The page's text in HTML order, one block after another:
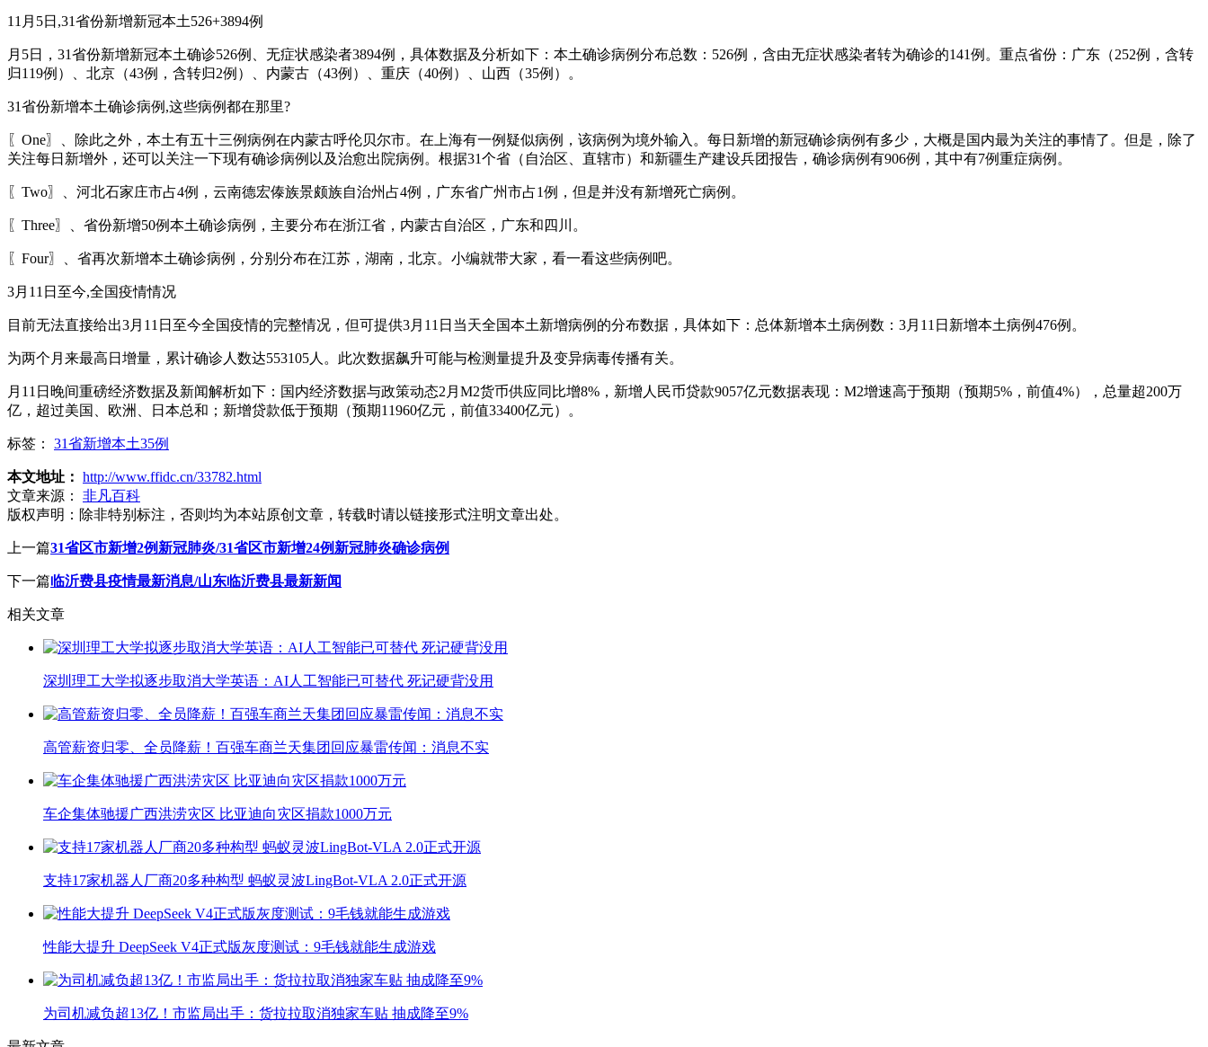
11月5日,31省份新增新冠本土526+3894例
月5日，31省份新增新冠本土确诊526例、无症状感染者3894例，具体数据及分析如下：本土确诊病例分布总数：526例，含由无症状感染者转为确诊的141例。重点省份：广东（252例，含转
归119例）、北京（43例，含转归2例）、内蒙古（43例）、重庆（40例）、山西（35例）。
31省份新增本土确诊病例,这些病例都在那里?
〖One〗、除此之外，本土有五十三例病例在内蒙古呼伦贝尔市。在上海有一例疑似病例，该病例为境外输入。每日新增的新冠确诊病例有多少，大概是国内最为关注的事情了。但是，除了
关注每日新增外，还可以关注一下现有确诊病例以及治愈出院病例。根据31个省（自治区、直辖市）和新疆生产建设兵团报告，确诊病例有906例，其中有7例重症病例。
〖Two〗、河北石家庄市占4例，云南德宏傣族景颇族自治州占4例，广东省广州市占1例，但是并没有新增死亡病例。
〖Three〗、省份新增50例本土确诊病例，主要分布在浙江省，内蒙古自治区，广东和四川。
〖Four〗、省再次新增本土确诊病例，分别分布在江苏，湖南，北京。小编就带大家，看一看这些病例吧。
3月11日至今,全国疫情情况
目前无法直接给出3月11日至今全国疫情的完整情况，但可提供3月11日当天全国本土新增病例的分布数据，具体如下：总体新增本土病例数：3月11日新增本土病例476例。
为两个月来最高日增量，累计确诊人数达553105人。此次数据飙升可能与检测量提升及变异病毒传播有关。
月11日晚间重磅经济数据及新闻解析如下：国内经济数据与政策动态2月M2货币供应同比增8%，新增人民币贷款9057亿元数据表现：M2增速高于预期（预期5%，前值4%），总量超200万
亿，超过美国、欧洲、日本总和；新增贷款低于预期（预期11960亿元，前值33400亿元）。
标签： 31省新增本土35例
本文地址： http://www.ffidc.cn/33782.html
文章来源：
非凡百科
版权声明： 除非特别标注，否则均为本站原创文章，转载时请以链接形式注明文章出处。
上一篇31省区市新增2例新冠肺炎/31省区市新增24例新冠肺炎确诊病例
下一篇临沂费县疫情最新消息/山东临沂费县最新新闻
相关文章
深圳理工大学拟逐步取消大学英语：AI人工智能已可替代 死记硬背没用
高管薪资归零、全员降薪！百强车商兰天集团回应暴雷传闻：消息不实
车企集体驰援广西洪涝灾区 比亚迪向灾区捐款1000万元
支持17家机器人厂商20多种构型 蚂蚁灵波LingBot-VLA 2.0正式开源
性能大提升 DeepSeek V4正式版灰度测试：9毛钱就能生成游戏
为司机减负超13亿！市监局出手：货拉拉取消独家车贴 抽成降至9%